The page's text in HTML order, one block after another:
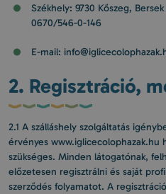
Székhely: 9730 Kőszeg,
0670/546-0-146
E-mail:
2. Regisztráció,
2.1 A szálláshely szolgáltatás
érvényes
szükséges. Minden látogatónak,
előzetesen regisztrálni és saját
szerződés folyamatot. A